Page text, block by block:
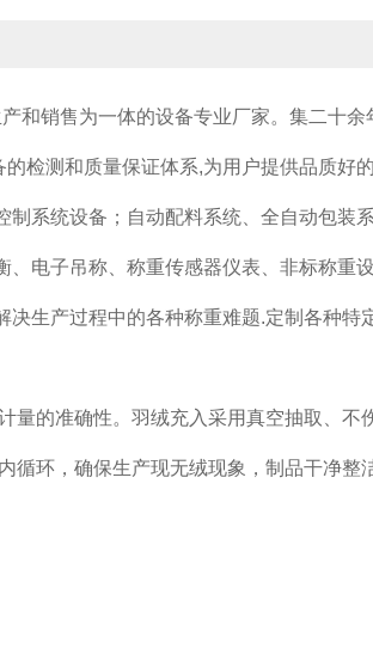
销售为一体的设备专业厂家。集二十余
检测和质量保证体系,为用户提供品质好
系统设备；自动配料系统、全自动包装
电子吊称、称重传感器仪表、非标称重
生产过程中的各种称重难题.定制各种特
量的准确性。羽绒充入采用真空抽取、不
循环，确保生产现无绒现象，制品干净整